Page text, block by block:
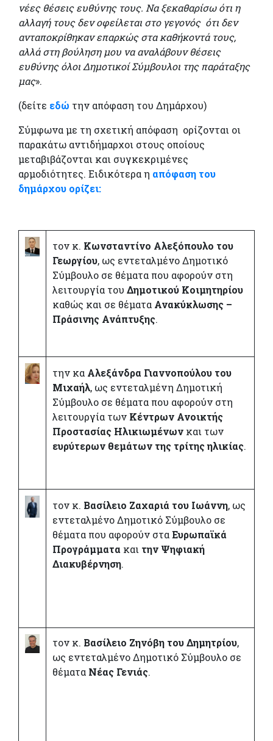
νέες θέσεις ευθύνης τους. Να ξεκαθαρίσω ότι η
αλλαγή τους δεν οφείλεται στο γεγονός ότι δεν
ανταποκρίθηκαν επαρκώς στα καθήκοντά τους,
αλλά στη βούληση μου να αναλάβουν θέσεις
ευθύνης όλοι Δημοτικοί Σύμβουλοι της παράταξης
μας».
(δείτε εδώ την απόφαση του Δημάρχου)
Σύμφωνα με τη σχετική απόφαση ορίζονται οι
παρακάτω αντιδήμαρχοι στους οποίους
μεταβιβάζονται και συγκεκριμένες
αρμοδιότητες. Ειδικότερα η απόφαση του
δημάρχου ορίζει:
τον κ. Κωνσταντίνο Αλεξόπουλο του
Γεωργίου, ως εντεταλμένο Δημοτικό
Σύμβουλο σε θέματα που αφορούν στη
λειτουργία του Δημοτικού Κοιμητηρίου
καθώς και σε θέματα Ανακύκλωσης –
Πράσινης Ανάπτυξης.
την κα Αλεξάνδρα Γιαννοπούλου του
Μιχαήλ, ως εντεταλμένη Δημοτική
Σύμβουλο σε θέματα που αφορούν στη
λειτουργία των Κέντρων Ανοικτής
Προστασίας Ηλικιωμένων και των
ευρύτερων θεμάτων της τρίτης ηλικίας.
τον κ. Βασίλειο Ζαχαριά του Ιωάννη, ως
εντεταλμένο Δημοτικό Σύμβουλο σε
θέματα που αφορούν σταΕυρωπαϊκά
Προγράμματα και την Ψηφιακή
Διακυβέρνηση.
τον κ. Βασίλειο Ζηνόβη του Δημητρίου,
ως εντεταλμένο Δημοτικό Σύμβουλο σε
θέματα Νέας Γενιάς.